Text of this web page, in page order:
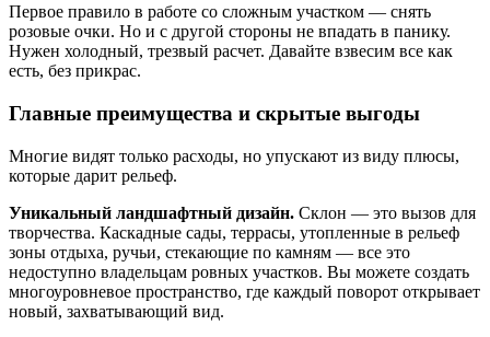
Первое правило в работе со сложным участком — снять
розовые очки. Но и с другой стороны не впадать в панику.
Нужен холодный, трезвый расчет. Давайте взвесим все как
есть, без прикрас.
Главные преимущества и скрытые выгоды
Многие видят только расходы, но упускают из виду плюсы,
которые дарит рельеф.
Уникальный ландшафтный дизайн. Склон — это вызов для
творчества. Каскадные сады, террасы, утопленные в рельеф
зоны отдыха, ручьи, стекающие по камням — все это
недоступно владельцам ровных участков. Вы можете создать
многоуровневое пространство, где каждый поворот открывает
новый, захватывающий вид.